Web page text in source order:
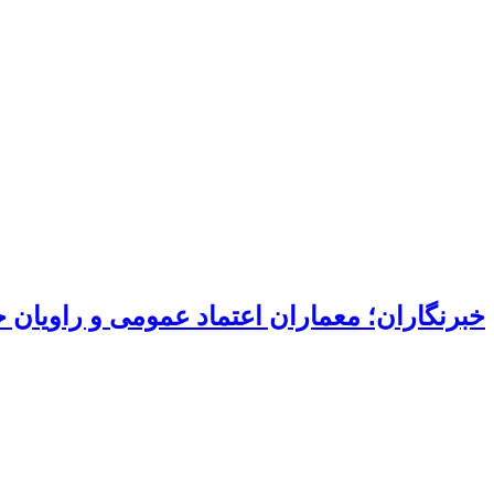
خبرنگاران؛ معماران اعتماد عمومی و